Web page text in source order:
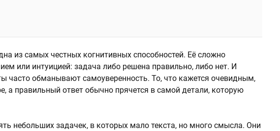
из самых честных когнитивных способностей. Её сложно
или интуицией: задача либо решена правильно, либо нет. И
часто обманывают самоуверенность. То, что кажется очевидным,
а правильный ответ обычно прячется в самой детали, которую
небольших задачек, в которых мало текста, но много смысла. Они